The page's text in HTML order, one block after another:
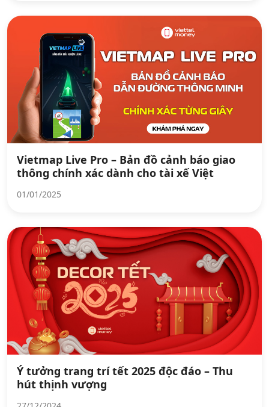
Vietmap Live Pro – Bản đồ cảnh báo giao
thông chính xác dành cho tài xế Việt
01/01/2025
Ý tưởng trang trí tết 2025 độc đáo – Thu
hút thịnh vượng